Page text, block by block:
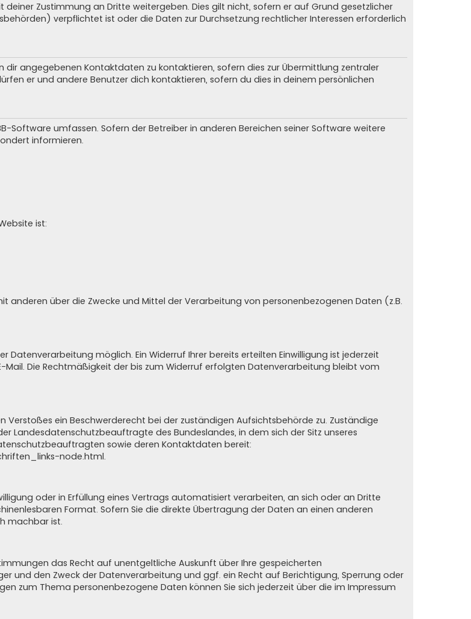
Zustimmung an Dritte weitergeben. Dies gilt nicht, sofern er auf Grund gesetzlicher
verpflichtet ist oder die Daten zur Durchsetzung rechtlicher Interessen erforderlich
angegebenen Kontaktdaten zu kontaktieren, sofern dies zur Übermittlung zentraler
er und andere Benutzer dich kontaktieren, sofern du dies in deinem persönlichen
Software umfassen. Sofern der Betreiber in anderen Bereichen seiner Software weitere
informieren.
ist:
anderen über die Zwecke und Mittel der Verarbeitung von personenbezogenen Daten (z.B.
Datenverarbeitung möglich. Ein Widerruf Ihrer bereits erteilten Einwilligung ist jederzeit
Die Rechtmäßigkeit der bis zum Widerruf erfolgten Datenverarbeitung bleibt vom
ein Beschwerderecht bei der zuständigen Aufsichtsbehörde zu. Zuständige
Landesdatenschutzbeauftragte des Bundeslandes, in dem sich der Sitz unseres
sowie deren Kontaktdaten bereit:
node.html.
oder in Erfüllung eines Vertrags automatisiert verarbeiten, an sich oder an Dritte
Format. Sofern Sie die direkte Übertragung der Daten an einen anderen
machbar ist.
das Recht auf unentgeltliche Auskunft über Ihre gespeicherten
und den Zweck der Datenverarbeitung und ggf. ein Recht auf Berichtigung, Sperrung oder
zum Thema personenbezogene Daten können Sie sich jederzeit über die im Impressum